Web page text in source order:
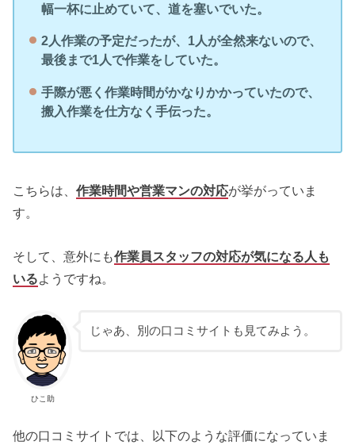
幅一杯に止めていて、道を塞いでいた。
2人作業の予定だったが、1人が全然来ないので、
最後まで1人で作業をしていた。
手際が悪く作業時間がかなりかかっていたので、
搬入作業を仕方なく手伝った。
こちらは、作業時間や営業マンの対応が挙がっていま
す。
そして、意外にも作業員スタッフの対応が気になる人も
いるようですね。
ひこ助
じゃあ、別の口コミサイトも見てみよう。
他の口コミサイトでは、以下のような評価になっていま